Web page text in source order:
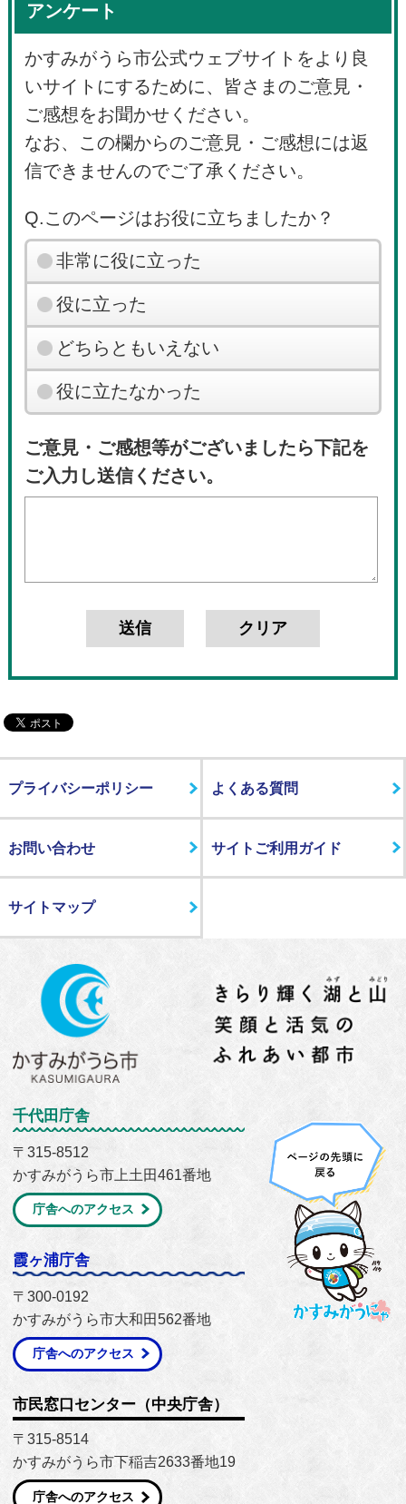
アンケート
かすみがうら市公式ウェブサイトをより良
いサイトにするために、皆さまのご意見・
ご感想をお聞かせください。
なお、この欄からのご意見・ご感想には返
信できませんのでご了承ください。
Q.このページはお役に立ちましたか？
非常に役に立った
役に立った
どちらともいえない
役に立たなかった
ご意見・ご感想等がございましたら下記を
ご入力し送信ください。
プライバシーポリシー よくある質問
お問い合わせ サイトご利用ガイド
サイトマップ
千代田庁舎
〒315-8512
かすみがうら市上土田461番地
庁舎へのアクセス
霞ヶ浦庁舎
〒300-0192
かすみがうら市大和田562番地
庁舎へのアクセス
市民窓口センター（中央庁舎）
〒315-8514
かすみがうら市下稲吉2633番地19
庁舎へのアクセス